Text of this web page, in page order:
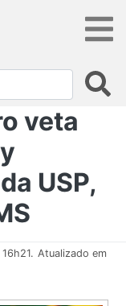
veta
USP,
Atualizado em